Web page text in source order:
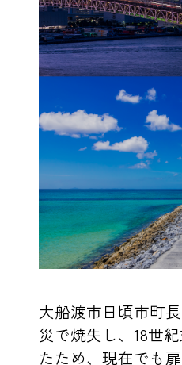
大船渡市日頃市町
災で焼失し、18世
たため、現在でも